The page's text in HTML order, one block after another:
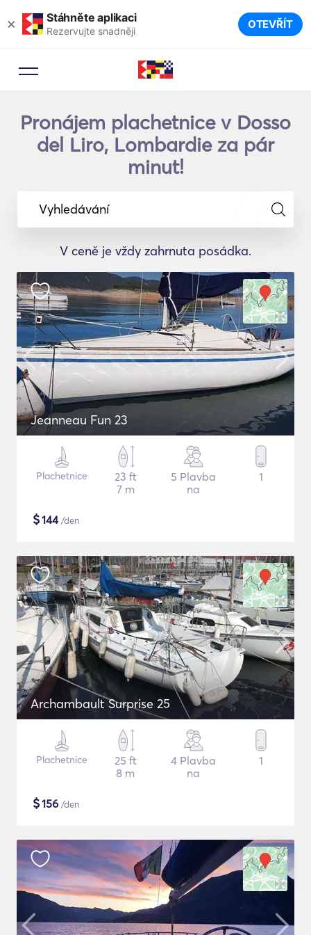
× Stáhněte aplikaci
Rezervujte snadněji OTEVŘÍT
Pronájem plachetnice v Dosso
del Liro, Lombardie za pár
minut!
Vyhledávání
V ceně je vždy zahrnuta posádka.
Jeanneau Fun 23
Plachetnice
23 ft
7 m
5 Plavba
na
1
$144/den
Archambault Surprise 25
Plachetnice
25 ft
8 m
4 Plavba
na
1
$156 /den